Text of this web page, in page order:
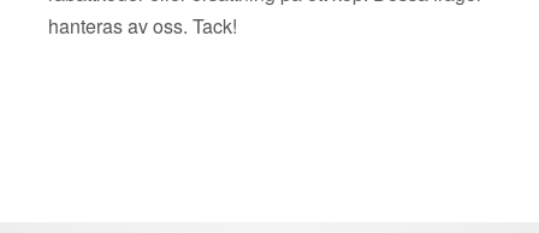
hanteras av oss. Tack!